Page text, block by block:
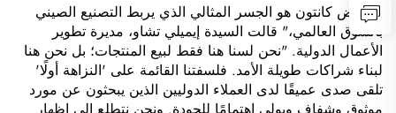
"معرض كانتون هو الجسر المثالي الذي يربط التصنيع الصيني
بالسوق العالمي،" قالت السيدة إيميلي تشاو، مديرة تطوير
الأعمال الدولية. "نحن لسنا هنا فقط لبيع المنتجات؛ بل نحن هنا
لبناء شراكات طويلة الأمد. فلسفتنا القائمة على 'النزاهة أولًا'
تلقى صدى عميقًا لدى العملاء الدوليين الذين يبحثون عن مورد
موثوق وشفاف ويولي اهتمامًا للجودة. ونحن نتطلع إلى إظهار